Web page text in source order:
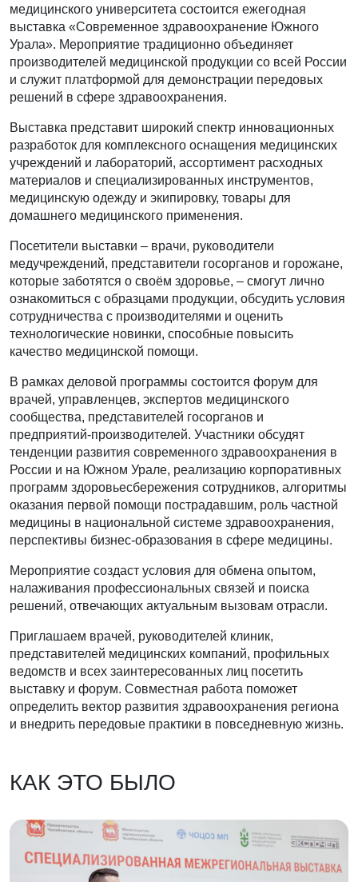
медицинского университета состоится ежегодная
выставка «Современное здравоохранение Южного
Урала». Мероприятие традиционно объединяет
производителей медицинской продукции со всей России
и служит платформой для демонстрации передовых
решений в сфере здравоохранения.
Выставка представит широкий спектр инновационных
разработок для комплексного оснащения медицинских
учреждений и лабораторий, ассортимент расходных
материалов и специализированных инструментов,
медицинскую одежду и экипировку, товары для
домашнего медицинского применения.
Посетители выставки – врачи, руководители
медучреждений, представители госорганов и горожане,
которые заботятся о своём здоровье, – смогут лично
ознакомиться с образцами продукции, обсудить условия
сотрудничества с производителями и оценить
технологические новинки, способные повысить
качество медицинской помощи.
В рамках деловой программы состоится форум для
врачей, управленцев, экспертов медицинского
сообщества, представителей госорганов и
предприятий‑производителей. Участники обсудят
тенденции развития современного здравоохранения в
России и на Южном Урале, реализацию корпоративных
программ здоровьесбережения сотрудников, алгоритмы
оказания первой помощи пострадавшим, роль частной
медицины в национальной системе здравоохранения,
перспективы бизнес‑образования в сфере медицины.
Мероприятие создаст условия для обмена опытом,
налаживания профессиональных связей и поиска
решений, отвечающих актуальным вызовам отрасли.
Приглашаем врачей, руководителей клиник,
представителей медицинских компаний, профильных
ведомств и всех заинтересованных лиц посетить
выставку и форум. Совместная работа поможет
определить вектор развития здравоохранения региона
и внедрить передовые практики в повседневную жизнь.
КАК ЭТО БЫЛО